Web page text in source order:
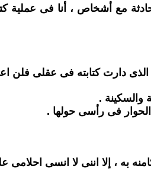
مع أشخاص ، أنا فى عملية
الذى دارت كتابته فى عقلى فلن
والسكينة .
فى رأسى حولها .
به ، إلا اننى لا انسى احلامى